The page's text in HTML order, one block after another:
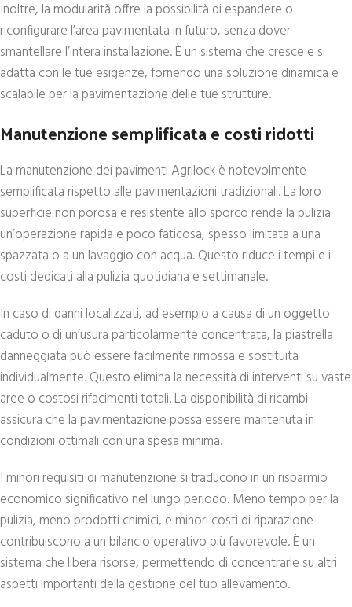
Inoltre, la modularità offre la possibilità di espandere o
riconfigurare l’area pavimentata in futuro, senza dover
smantellare l’intera installazione. È un sistema che cresce e si
adatta con le tue esigenze, fornendo una soluzione dinamica e
scalabile per la pavimentazione delle tue strutture.
Manutenzione semplificata e costi ridotti
La manutenzione dei pavimenti Agrilock è notevolmente
semplificata rispetto alle pavimentazioni tradizionali. La loro
superficie non porosa e resistente allo sporco rende la pulizia
un’operazione rapida e poco faticosa, spesso limitata a una
spazzata o a un lavaggio con acqua. Questo riduce i tempi e i
costi dedicati alla pulizia quotidiana e settimanale.
In caso di danni localizzati, ad esempio a causa di un oggetto
caduto o di un’usura particolarmente concentrata, la piastrella
danneggiata può essere facilmente rimossa e sostituita
individualmente. Questo elimina la necessità di interventi su vaste
aree o costosi rifacimenti totali. La disponibilità di ricambi
assicura che la pavimentazione possa essere mantenuta in
condizioni ottimali con una spesa minima.
I minori requisiti di manutenzione si traducono in un risparmio
economico significativo nel lungo periodo. Meno tempo per la
pulizia, meno prodotti chimici, e minori costi di riparazione
contribuiscono a un bilancio operativo più favorevole. È un
sistema che libera risorse, permettendo di concentrarle su altri
aspetti importanti della gestione del tuo allevamento.